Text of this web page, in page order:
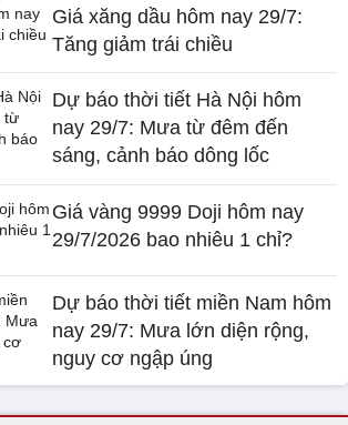
Giá xăng dầu hôm nay 29/7:
Tăng giảm trái chiều
Dự báo thời tiết Hà Nội hôm
nay 29/7: Mưa từ đêm đến
sáng, cảnh báo dông lốc
Giá vàng 9999 Doji hôm nay
29/7/2026 bao nhiêu 1 chỉ?
Dự báo thời tiết miền Nam hôm
nay 29/7: Mưa lớn diện rộng,
nguy cơ ngập úng